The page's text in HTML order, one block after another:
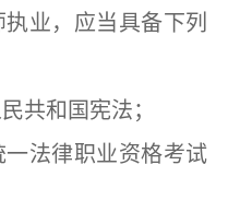
，应当具备下列
和国宪法；
法律职业资格考试